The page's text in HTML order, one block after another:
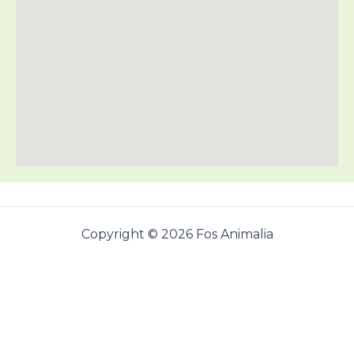
Copyright © 2026 Fos Animalia